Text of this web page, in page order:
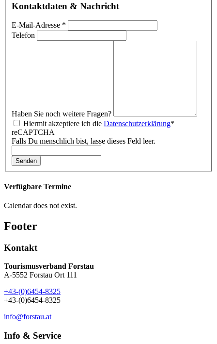
Kontaktdaten & Nachricht
E-Mail-Adresse *
Telefon
Haben Sie noch weitere Fragen?
Hiermit akzeptiere ich die Datenschutzerklärung*
reCAPTCHA
Falls Du menschlich bist, lasse dieses Feld leer.
Senden
Verfügbare Termine
Calendar does not exist.
Footer
Kontakt
Tourismusverband Forstau
A-5552 Forstau Ort 111
+43-(0)6454-8325
+43-(0)6454-8325
info@forstau.at
Info & Service